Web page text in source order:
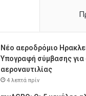
Νέο αεροδρόμιο
Υπογραφή σύμβασης
αεροναυτιλίας
4 λεπτά πρίν